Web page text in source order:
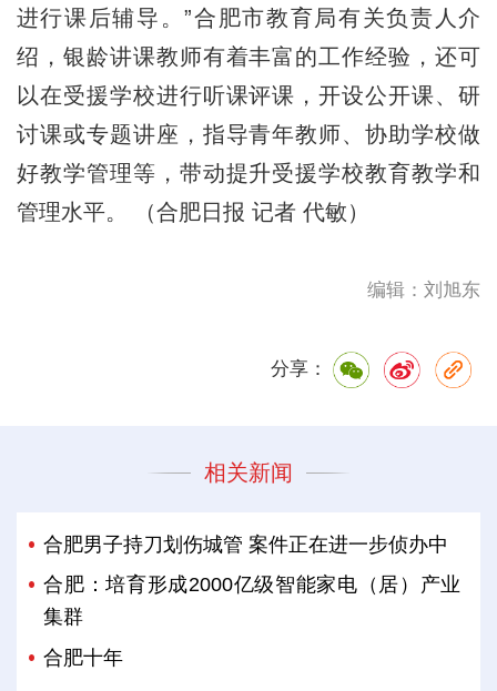
进行课后辅导。”合肥市教育局有关负责人介
绍，银龄讲课教师有着丰富的工作经验，还可
以在受援学校进行听课评课，开设公开课、研
讨课或专题讲座，指导青年教师、协助学校做
好教学管理等，带动提升受援学校教育教学和
管理水平。 （合肥日报 记者 代敏）
编辑：刘旭东
分享：
相关新闻
合肥男子持刀划伤城管 案件正在进一步侦办中
合肥：培育形成2000亿级智能家电（居）产业
集群
合肥十年